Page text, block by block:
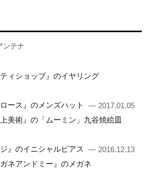
ンテナ
ィショップ』のイヤリング
ース』のメンズハット
— 2017.01.05
美術』の「ムーミン」九谷焼絵皿
』のイニシャルピアス
— 2016.12.13
ネアンドミー』のメガネ